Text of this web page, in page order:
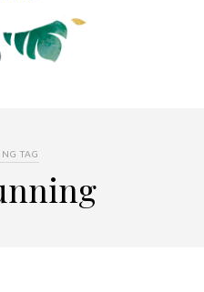
TAG